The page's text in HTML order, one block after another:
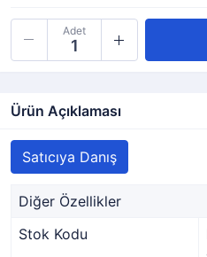
Adet
Ürün Açıklaması
Satıcıya Danış
Diğer Özellikler
Stok Kodu